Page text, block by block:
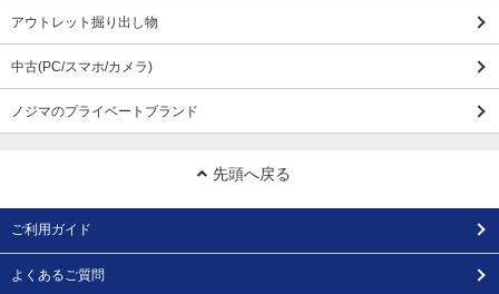
アウトレット掘り出し物
中古(PC/スマホ/カメラ)
ノジマのプライベートブランド
先頭へ戻る
ご利用ガイド
よくあるご質問